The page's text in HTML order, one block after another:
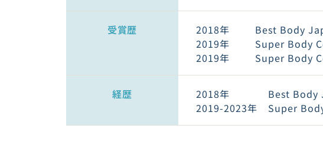
受賞歴 2018年
Best Body
2019年
Super Body
2019年
Super Body
経歴 2018年
Best Body
2019-2023年
Super